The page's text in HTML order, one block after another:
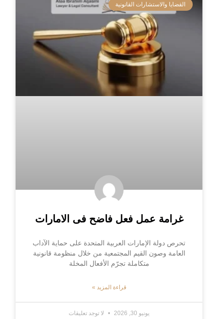
القضايا والاستشارات القانونية
غرامة عمل فعل فاضح فى الامارات
تحرص دولة الإمارات العربية المتحدة على حماية الآداب
العامة وصون القيم المجتمعية من خلال منظومة قانونية
متكاملة تجرّم الأفعال المخلة
قراءة المزيد »
يونيو 30, 2026 لا توجد تعليقات